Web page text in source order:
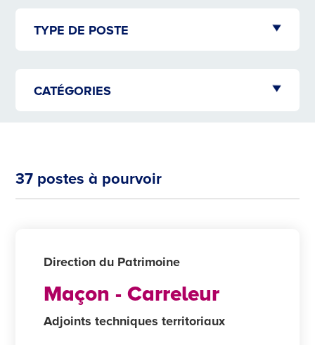
37 postes à pourvoir
Direction du Patrimoine
Maçon - Carreleur
Adjoints techniques territoriaux